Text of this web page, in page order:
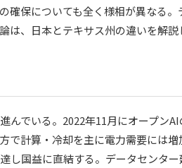
保についても全く様相が異なる
、日本とテキサス州の違いを解説
でいる。2022年11月にオープンAI
計算・冷却を主に電力需要には
国益に直結する。データセンタ